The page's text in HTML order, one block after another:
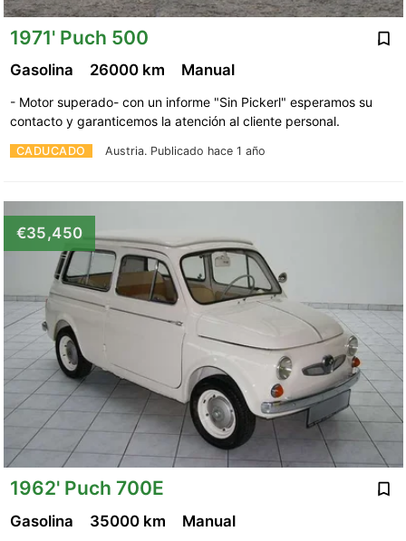
1971' Puch 500
CADUCADO Austria. Publicado hace 1 año
Gasolina 26000 km Manual
- Motor superado- con un informe "Sin Pickerl" esperamos su
contacto y garanticemos la atención al cliente personal.
€35,450
1962' Puch 700E
Gasolina 35000 km Manual